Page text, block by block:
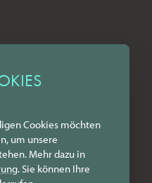
Cookies möchten
um unsere
Mehr dazu in
. Sie können Ihre